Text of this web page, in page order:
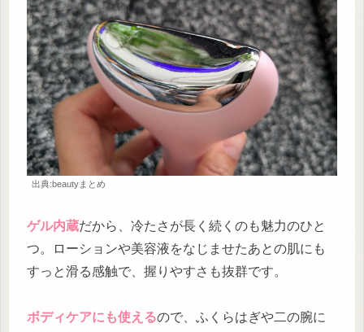
出典:beautyまとめ
ゲル内蔵だから、冷たさが長く続くのも魅力のひと
つ。ローションや美容液をなじませたあとの肌にも
すっと滑る感触で、握りやすさも抜群です。
ボディケアにも使えるので、ふくらはぎや二の腕に